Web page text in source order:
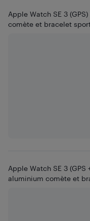
Apple Watch SE 3
comète et bracelet
Apple Watch SE 3
aluminium comète et